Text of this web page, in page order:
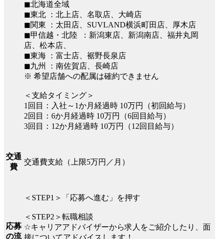
◼︎北海道全域
◼︎東北 ：北上店、名取店、大崎店
◼︎関東 ：太田店、SUVLAND横浜町田店、厚木店
◼︎甲信越・北陸 ：新潟東店、新潟南店、福井丸岡
店、松本店、
◼︎東海 ：富士店、裾野長泉店
◼︎九州 ：南佐賀店、長崎店
※ 希望店舗への配属は確約できません
＜支給タイミング＞
1回目：入社～1か月経過時 10万円（初回給与）
2回目：6か月経過時 10万円（6回目給与）
3回目：12か月経過時 10万円（12回目給与）
交通
費
交通費支給（上限5万円／月）
応募
の流
＜STEP1＞「応募へ進む」を押す
＜STEP2＞転職相談
☆キャリアアドバイザーから求人をご紹介したり、面
接についてアドバイスします！